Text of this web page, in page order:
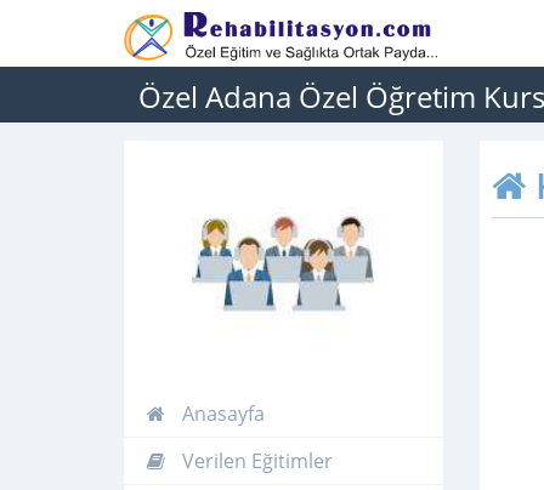
Özel Adana Özel Öğretim
Anasayfa
Verilen Eğitimler